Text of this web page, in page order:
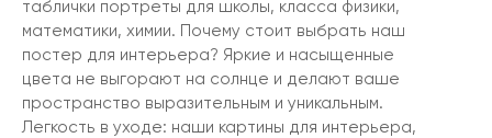
таблички портреты для школы, класса физики,
математики, химии. Почему стоит выбрать наш
постер для интерьера? Яркие и насыщенные
цвета не выгорают на солнце и делают ваше
пространство выразительным и уникальным.
Легкость в уходе: наши картины для интерьера,